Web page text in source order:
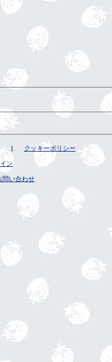
| クッキーポリシー
ン
問い合わせ